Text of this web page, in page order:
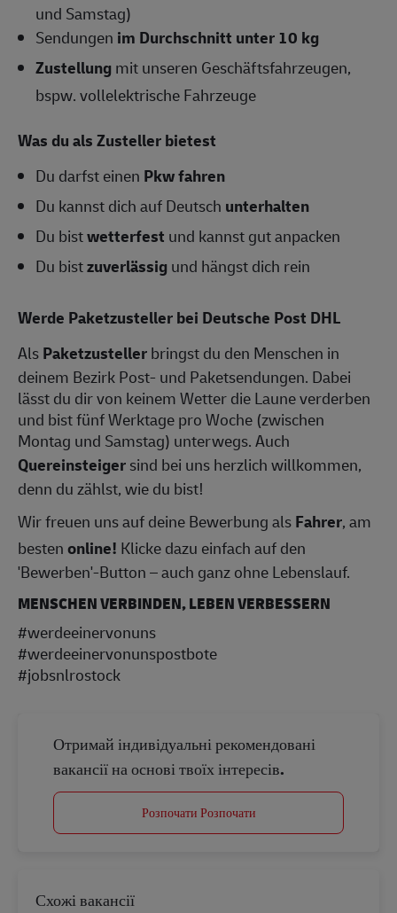
und Samstag)
Sendungen im Durchschnitt unter 10 kg
Zustellungmit unseren Geschäftsfahrzeugen,
bspw. vollelektrische Fahrzeuge
Was du als Zusteller bietest
Du darfst einen Pkw fahren
Du kannst dich auf Deutsch unterhalten
Du bistwetterfest und kannst gut anpacken
Du bistzuverlässigund hängst dich rein
Werde Paketzusteller bei Deutsche Post DHL
AlsPaketzustellerbringst du den Menschen in
deinem Bezirk Post- und Paketsendungen. Dabei
lässt du dir von keinem Wetter die Laune verderben
und bist fünf Werktage pro Woche (zwischen
Montag und Samstag) unterwegs. Auch
Quereinsteigersind bei uns herzlich willkommen,
denn du zählst, wie du bist!
Wir freuen uns auf deine Bewerbung alsFahrer, am
bestenonline! Klicke dazu einfach auf den
'Bewerben'-Button – auch ganz ohne Lebenslauf.
MENSCHEN VERBINDEN, LEBEN VERBESSERN
#werdeeinervonuns
#werdeeinervonunspostbote
#jobsnlrostock
Отримай індивідуальні рекомендовані
вакансії на основі твоїх інтересів.
Розпочати Розпочати
Схожі вакансії